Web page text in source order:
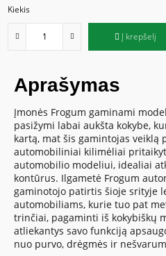
Kiekis
Į krepšelį
Aprašymas
Įmonės Frogum gaminami
pasižymi labai aukšta kokybe,
kartą, mat šis gamintojas veiklą
automobiliniai kilimėliai
automobilio modeliui, idealiai
kontūrus. Ilgametė Frogum
gaminotojo patirtis šioje srityje
automobiliams, kurie tuo pat
trinčiai, pagaminti iš kokybiškų
atliekantys savo funkciją
nuo purvo, drėgmės ir